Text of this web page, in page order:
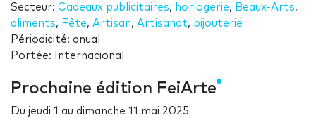
Secteur: Cadeaux publicitaires, horlogerie, Beaux-Arts,
aliments, Fête, Artisan, Artisanat, bijouterie
Périodicité: anual
Portée: Internacional
Prochaine édition FeiArte
Du jeudi 1 au dimanche 11 mai 2025